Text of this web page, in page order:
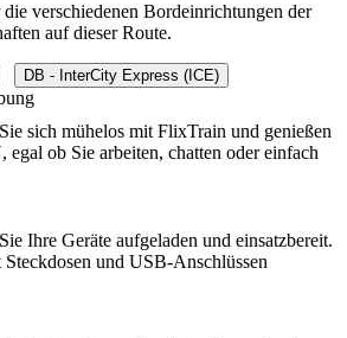
verschiedenen Bordeinrichtungen der
auf dieser Route.
DB - InterCity Express (ICE)
sich mühelos mit FlixTrain und genießen
ob Sie arbeiten, chatten oder einfach
Ihre Geräte aufgeladen und einsatzbereit.
und USB-Anschlüssen